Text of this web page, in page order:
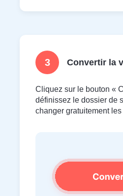
3 Convertir la
Cliquez sur le bouton «
définissez le dossier de
changer gratuitement